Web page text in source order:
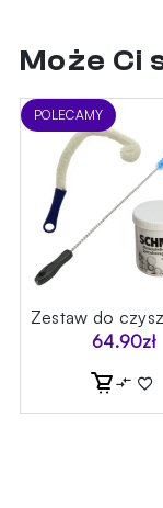
Może Ci
POLECAMY
Zestaw do
64.90zł